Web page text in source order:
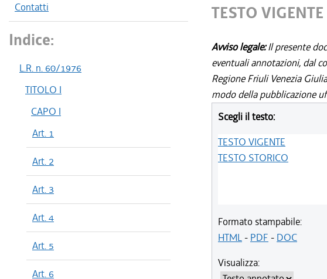
Contatti
Indice:
L.R. n. 60/1976
TITOLO I
CAPO I
Art. 1
Art. 2
Art. 3
Art. 4
Art. 5
Art. 6
TESTO VIGENTE
Avviso legale:Il presente
eventuali annotazioni, dal
Regione Friuli Venezia
modo della pubblicazione
Scegli il testo:
TESTO VIGENTE
TESTO STORICO
Formato stampabile:
HTML- PDF - DOC
Visualizza: